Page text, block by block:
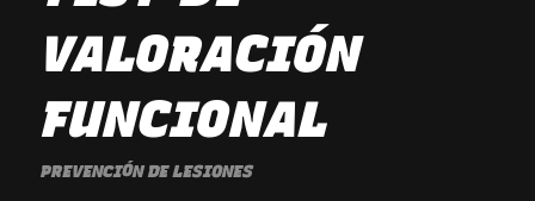
VALORACIÓN
FUNCIONAL
PREVENCIÓN DE LESIONES